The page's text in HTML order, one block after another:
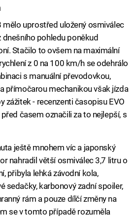
mělo uprostřed uložený osmiválec
dnešního pohledu poněkud
Stačilo to ovšem na maximální
z 0 na 100 km/h se odehrálo
s manuální převodovkou,
přímočarou mechanikou však jízda
zážitek - recenzenti časopisu EVO
časem označili za to nejlepší, s
ještě mnohem víc a japonský
nahradil větší osmiválec 3,7 litru o
přibyla lehká závodní kola,
sedačky, karbonový zadní spoiler,
rám a pouze dílčí změny na
se v tomto případě rozuměla